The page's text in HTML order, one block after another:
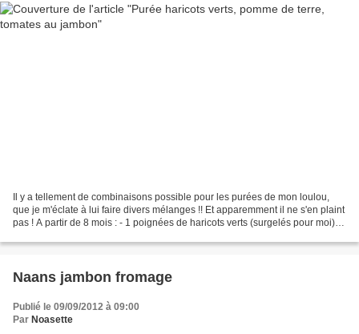
Il y a tellement de combinaisons possible pour les purées de mon loulou,
que je m'éclate à lui faire divers mélanges !! Et apparemment il ne s'en plaint
pas ! A partir de 8 mois : - 1 poignées de haricots verts (surgelés pour moi) -
Naans jambon fromage
Publié le 09/09/2012 à 09:00
Par Noasette